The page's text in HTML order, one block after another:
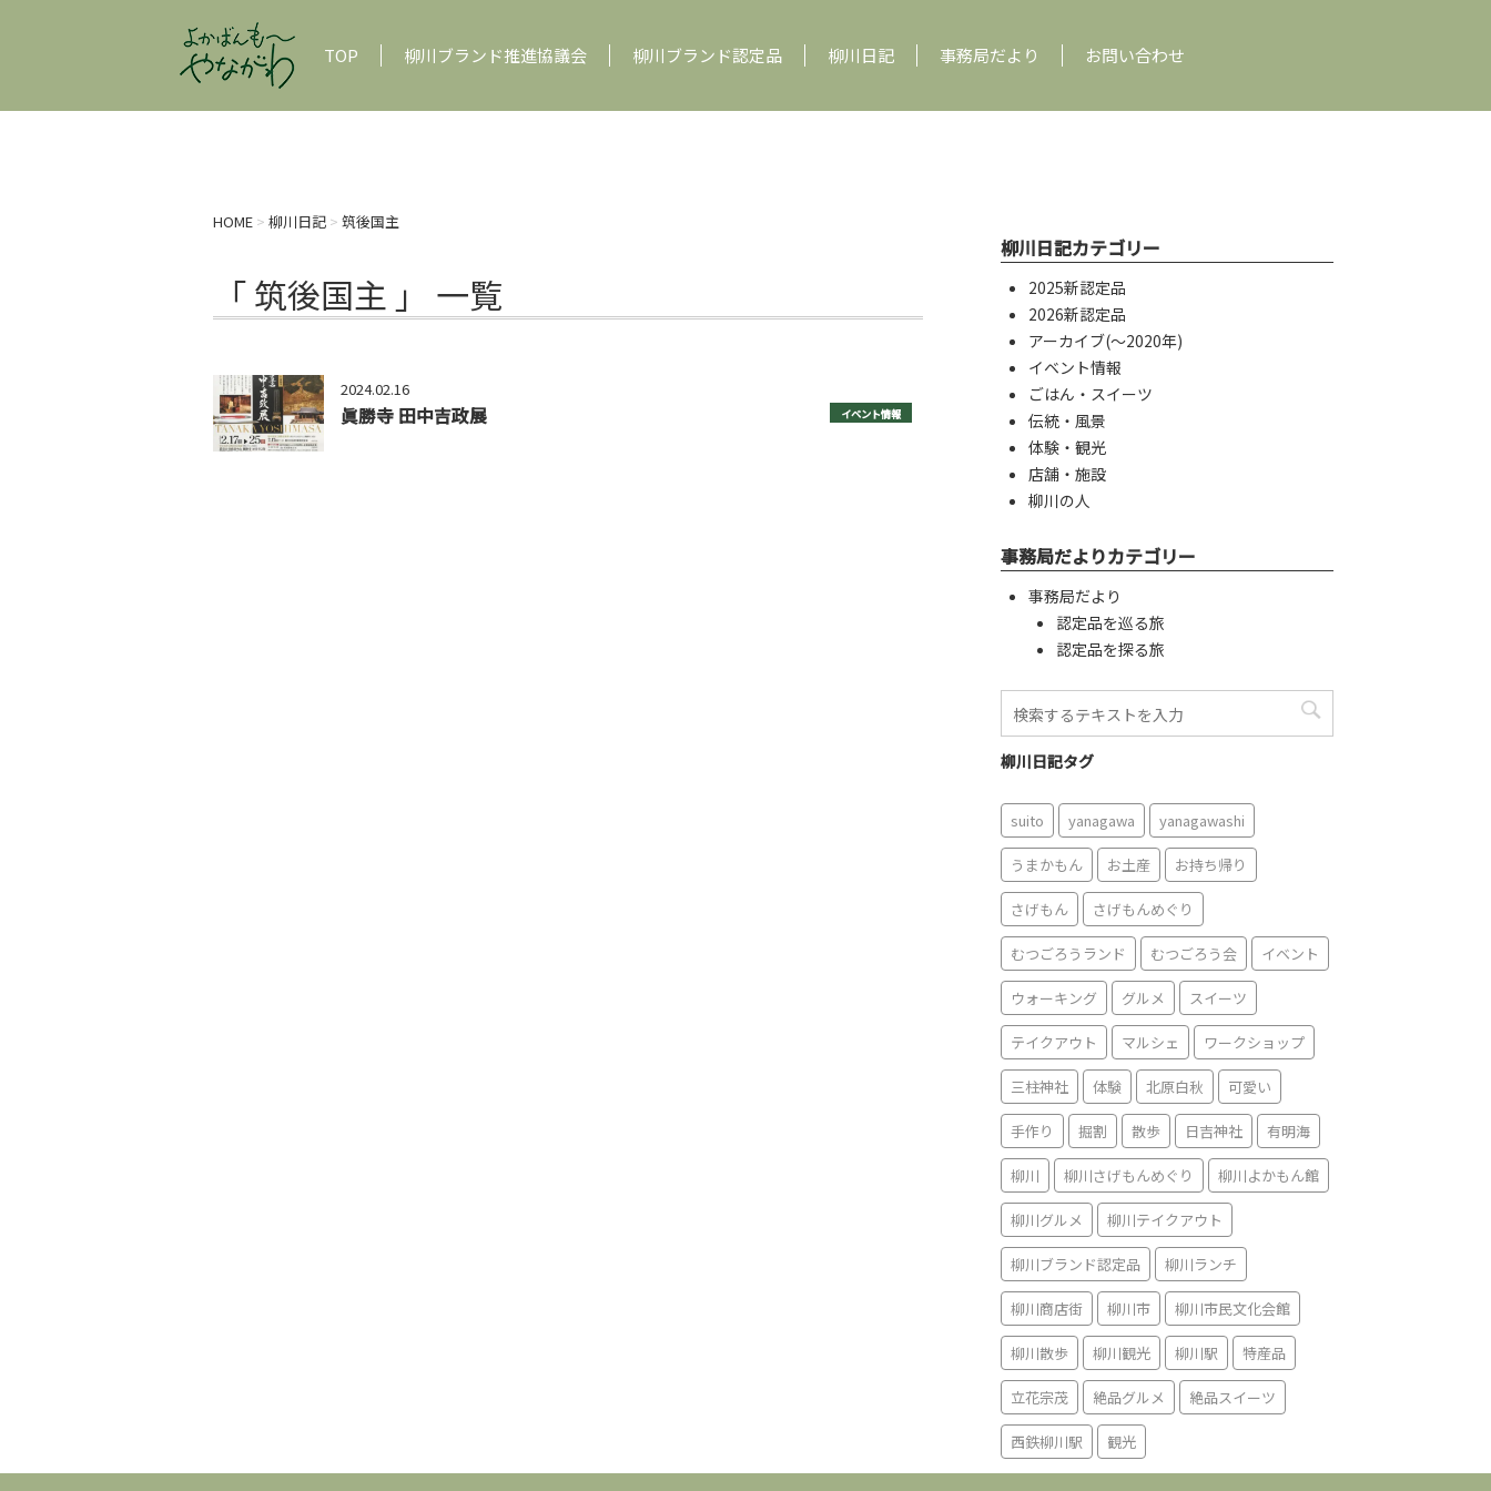
TOP 柳川ブランド推進協議会 柳川ブランド認定品 柳川日記 事務局だより お問い合わせ
HOME > 柳川日記 > 筑後国主
「 筑後国主 」 一覧
2024.02.16
眞勝寺 田中吉政展 イベント情報
柳川日記カテゴリー
2025新認定品
2026新認定品
アーカイブ(〜2020年)
イベント情報
ごはん・スイーツ
伝統・風景
体験・観光
店舗・施設
柳川の人
事務局だよりカテゴリー
事務局だより
認定品を巡る旅
認定品を探る旅
柳川日記タグ
suito yanagawa yanagawashi
うまかもん お土産 お持ち帰り
さげもん さげもんめぐり
むつごろうランド むつごろう会 イベント
ウォーキング グルメ スイーツ
テイクアウト マルシェ ワークショップ
三柱神社 体験 北原白秋 可愛い
手作り 掘割 散歩 日吉神社 有明海
柳川 柳川さげもんめぐり 柳川よかもん館
柳川グルメ 柳川テイクアウト
柳川ブランド認定品 柳川ランチ
柳川商店街 柳川市 柳川市民文化会館
柳川散歩 柳川観光 柳川駅 特産品
立花宗茂 絶品グルメ 絶品スイーツ
西鉄柳川駅 観光